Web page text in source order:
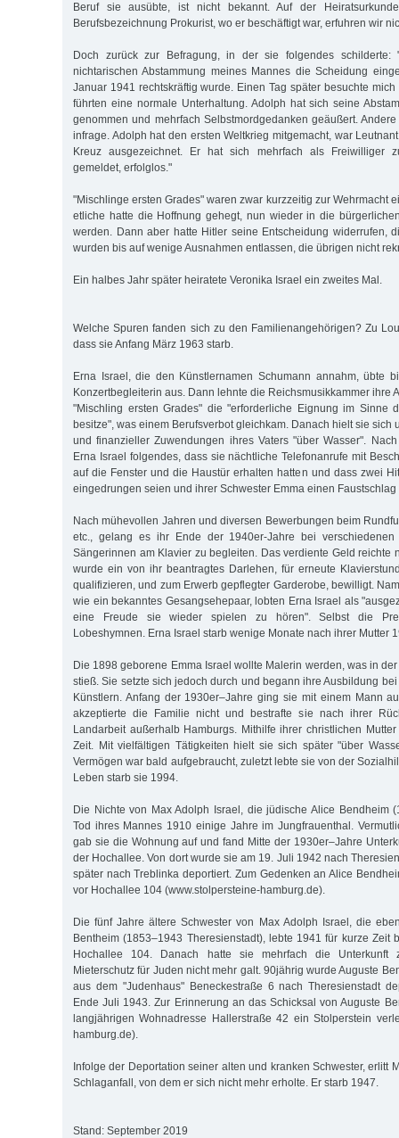
Beruf sie ausübte, ist nicht bekannt. Auf der
Berufsbezeichnung Prokurist, wo er beschäftigt war, erfuhren wir
Doch zurück zur Befragung, in der sie folgendes schilderte:
nichtarischen Abstammung meines Mannes die Scheidung
Januar 1941 rechtskräftig wurde. Einen Tag später besuchte
führten eine normale Unterhaltung. Adolph hat sich seine
genommen und mehrfach Selbstmordgedanken geäußert.
infrage. Adolph hat den ersten Weltkrieg mitgemacht, war
Kreuz ausgezeichnet. Er hat sich mehrfach als Freiwilliger
gemeldet, erfolglos."
"Mischlinge ersten Grades" waren zwar kurzzeitig zur Wehrmacht
etliche hatte die Hoffnung gehegt, nun wieder in die
werden. Dann aber hatte Hitler seine Entscheidung widerrufen,
wurden bis auf wenige Ausnahmen entlassen, die übrigen nicht
Ein halbes Jahr später heiratete Veronika Israel ein zweites Mal.
Welche Spuren fanden sich zu den Familienangehörigen? Zu
dass sie Anfang März 1963 starb.
Erna Israel, die den Künstlernamen Schumann annahm, übte
Konzertbegleiterin aus. Dann lehnte die Reichsmusikkammer ihre
"Mischling ersten Grades" die "erforderliche Eignung im Sinne
besitze", was einem Berufsverbot gleichkam. Danach hielt sie sich
und finanzieller Zuwendungen ihres Vaters "über Wasser".
Erna Israel folgendes, dass sie nächtliche Telefonanrufe mit
auf die Fenster und die Haustür erhalten hatten und dass zwei
eingedrungen seien und ihrer Schwester Emma einen Faustschlag
Nach mühevollen Jahren und diversen Bewerbungen beim
etc., gelang es ihr Ende der 1940er-Jahre bei verschiedenen
Sängerinnen am Klavier zu begleiten. Das verdiente Geld reichte
wurde ein von ihr beantragtes Darlehen, für erneute
qualifizieren, und zum Erwerb gepflegter Garderobe, bewilligt.
wie ein bekanntes Gesangsehepaar, lobten Erna Israel als
eine Freude sie wieder spielen zu hören". Selbst die
Lobeshymnen. Erna Israel starb wenige Monate nach ihrer Mutter
Die 1898 geborene Emma Israel wollte Malerin werden, was in
stieß. Sie setzte sich jedoch durch und begann ihre Ausbildung
Künstlern. Anfang der 1930er–Jahre ging sie mit einem Mann
akzeptierte die Familie nicht und bestrafte sie nach ihrer
Landarbeit außerhalb Hamburgs. Mithilfe ihrer christlichen
Zeit. Mit vielfältigen Tätigkeiten hielt sie sich später "über
Vermögen war bald aufgebraucht, zuletzt lebte sie von der
Leben starb sie 1994.
Die Nichte von Max Adolph Israel, die jüdische Alice Bendheim
Tod ihres Mannes 1910 einige Jahre im Jungfrauenthal.
gab sie die Wohnung auf und fand Mitte der 1930er–Jahre
der Hochallee. Von dort wurde sie am 19. Juli 1942 nach
später nach Treblinka deportiert. Zum Gedenken an Alice
vor Hochallee 104 (www.stolpersteine-hamburg.de).
Die fünf Jahre ältere Schwester von Max Adolph Israel, die
Bentheim (1853–1943 Theresienstadt), lebte 1941 für kurze Zeit
Hochallee 104. Danach hatte sie mehrfach die
Mieterschutz für Juden nicht mehr galt. 90jährig wurde Auguste
aus dem "Judenhaus" Beneckestraße 6 nach Theresienstadt
Ende Juli 1943. Zur Erinnerung an das Schicksal von Auguste
langjährigen Wohnadresse Hallerstraße 42 ein Stolperstein
hamburg.de).
Infolge der Deportation seiner alten und kranken Schwester, erlitt
Schlaganfall, von dem er sich nicht mehr erholte. Er starb 1947.
Stand: September 2019